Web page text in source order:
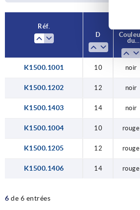
Réf.
D
du
K1500.1001 10 noir
K1500.1202 12 noir
K1500.1403 14 noir
K1500.1004 10 rouge
K1500.1205 12 rouge
K1500.1406 14 rouge
6 de 6 entrées